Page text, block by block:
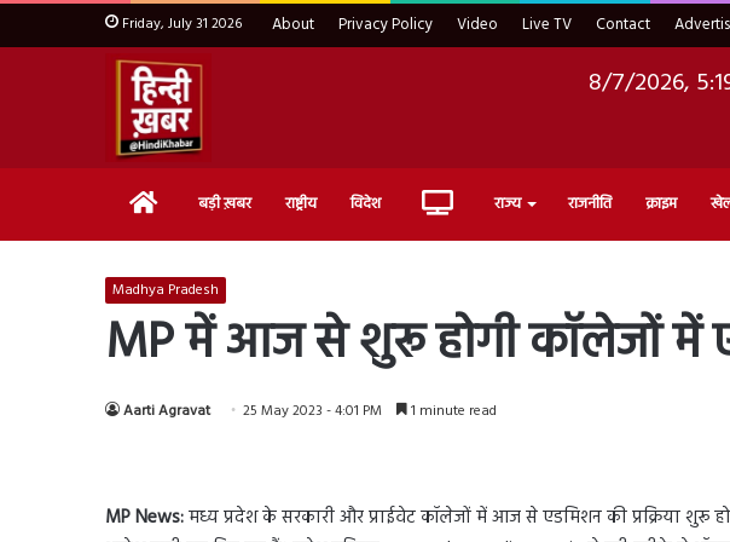
Friday, July 31 2026 About Privacy Policy Video Live TV Contact
8/7/2026,
Home बड़ी ख़बर राष्ट्रीय विदेश Live राज्य राजनीति क्राइम
Madhya Pradesh
MP में आज से शुरू होगी कॉलेजों में
Aarti Agravat 25 May 2023 - 4:01 PM 1 minute read
MP News:मध्य प्रदेश के सरकारी और प्राईवेट कॉलेजों में आज से एडमिशन की प्रक्रिया शुरू